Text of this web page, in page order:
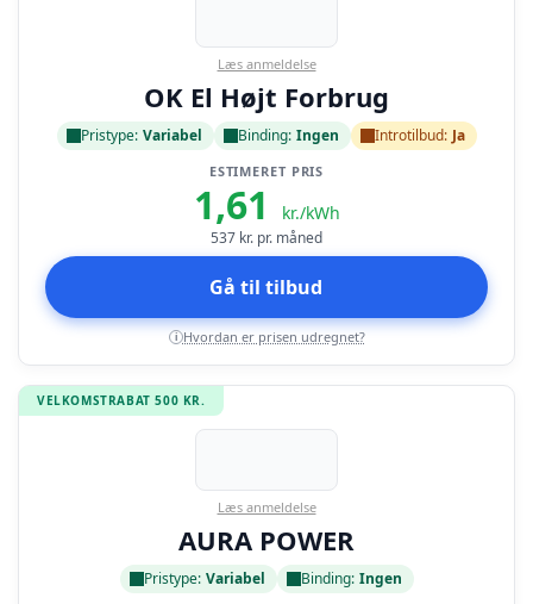
Læs anmeldelse
OK El Højt Forbrug
Pristype: Variabel Binding: Ingen Introtilbud: Ja
ESTIMERET PRIS
1,61 kr./kWh
537 kr. pr. måned
Gå til tilbud
i Hvordan er prisen udregnet?
VELKOMSTRABAT 500 KR.
Læs anmeldelse
AURA POWER
Pristype: Variabel Binding: Ingen